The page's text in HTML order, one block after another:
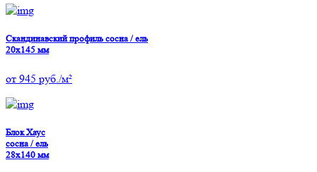
Скандинавский профиль сосна / ель
20х145 мм
от 945 руб./м²
Блок Хаус
сосна / ель
28х140 мм